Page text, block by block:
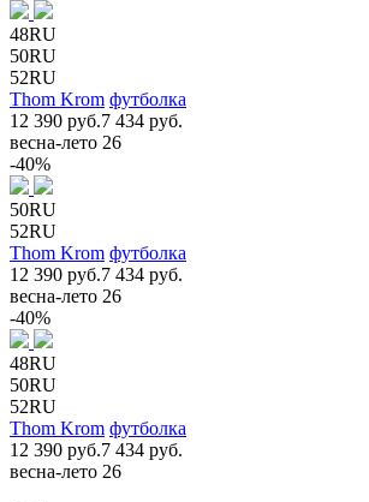
48RU
50RU
52RU
Thom Krom футболка
12 390 руб.7 434 руб.
весна-лето 26
-40%
50RU
52RU
Thom Krom футболка
12 390 руб.7 434 руб.
весна-лето 26
-40%
48RU
50RU
52RU
Thom Krom футболка
12 390 руб.7 434 руб.
весна-лето 26